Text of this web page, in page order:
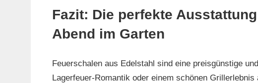
Fazit: Die perfekte
Abend im Garten
Feuerschalen aus Edelstahl sind eine preisgünstige
Lagerfeuer-Romantik oder einem schönen